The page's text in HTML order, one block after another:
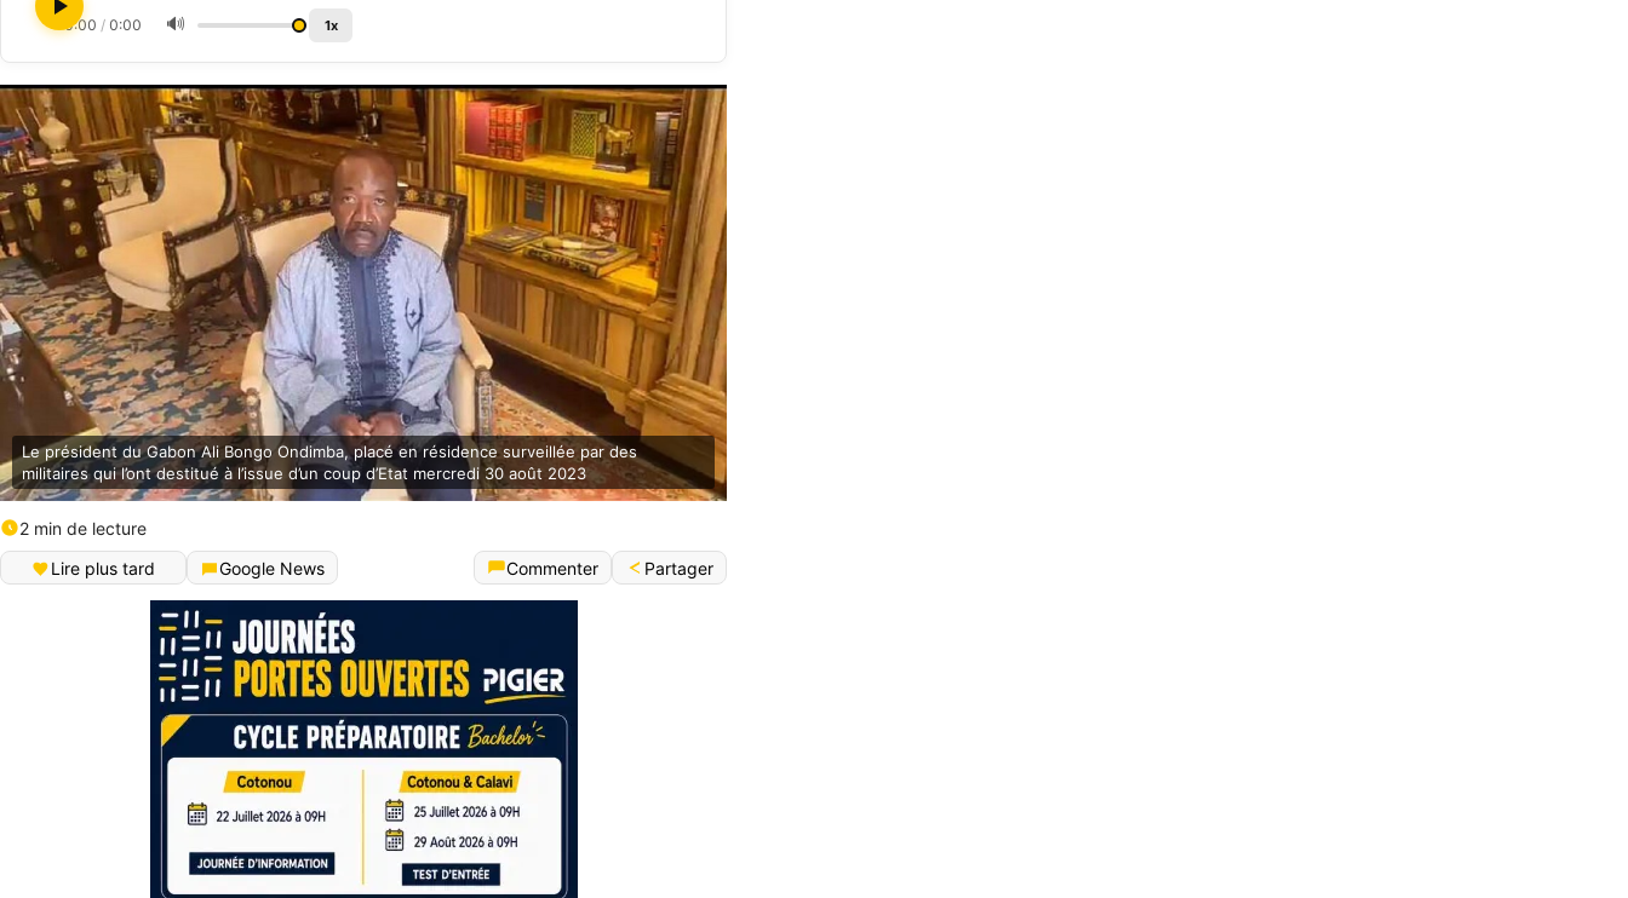
0:00 / 0:00 🔊 1x
Le président du Gabon Ali Bongo Ondimba, placé en résidence surveillée par des
militaires qui l’ont destitué à l’issue d’un coup d’Etat mercredi 30 août 2023
2 min de lecture
Lire plus tard
Google News Commenter Partager